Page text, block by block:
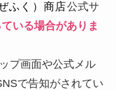
ふく）商店公式サ
いる場合がありま
プ画面や公式メル
で告知がされてい